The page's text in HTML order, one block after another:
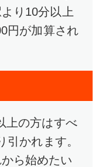
り10分以上
円が加算され
上の方はすべ
かれます。
ら始めたい